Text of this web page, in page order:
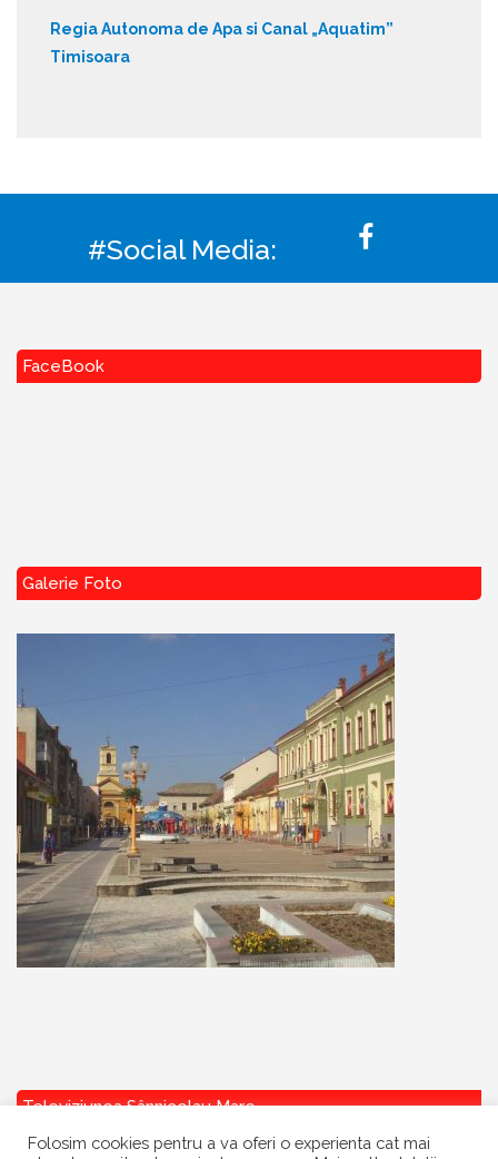
Regia Autonoma de Apa si Canal „Aquatim”
Timisoara
#Social Media:
FaceBook
Galerie Foto
Televiziunea Sânnicolau Mare
Folosim cookies pentru a va oferi o experienta cat mai